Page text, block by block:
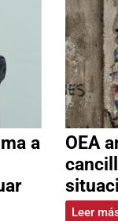
a
OEA
Leer